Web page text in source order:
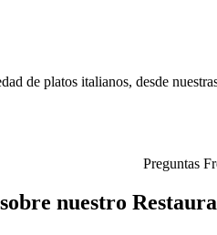
de platos italianos, desde
Preguntas
nuestro